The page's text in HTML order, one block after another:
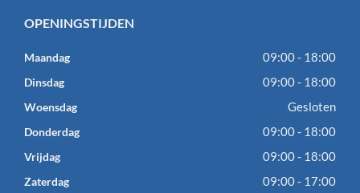
OPENINGSTIJDEN
Maandag 09:00 - 18:00
Dinsdag 09:00 - 18:00
Woensdag Gesloten
Donderdag 09:00 - 18:00
Vrijdag 09:00 - 18:00
Zaterdag 09:00 - 17:00